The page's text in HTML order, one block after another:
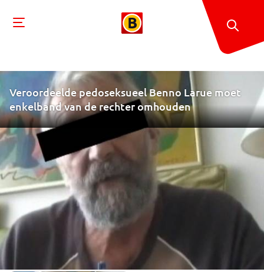
Veroordeelde pedoseksueel Benno Larue moet
enkelband van de rechter omhouden